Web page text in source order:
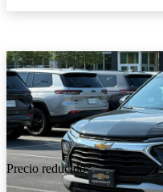
Precio reducido